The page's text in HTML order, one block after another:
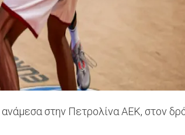
στην Πετρολίνα ΑΕΚ, στον